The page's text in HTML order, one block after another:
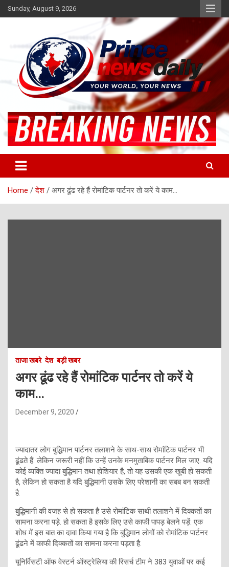
Skip
to
Sunday, August 9, 2026
Princenews Daily
Home देश अगर ढूंढ रहे हैं रोमांटिक पार्टनर तो करें ये काम…
ताजा खबरे देश बड़ी खबर
अगर ढूंढ रहे हैं रोमांटिक पार्टनर तो करें ये
काम…
December 9, 2020
ज्यादातर लोग बुद्धिमान पार्टनर तलाशने के साथ-साथ रोमांटिक पार्टनर भी
ढूंढते हैं. लेकिन जरूरी नहीं कि उन्हें उनके मनमुताबिक पार्टनर मिल जाए. यदि
कोई व्यक्ति ज्यादा बुद्धिमान तथा होशियार है, तो यह उसकी एक खूबी हो सकती
है, लेकिन हो सकता है यदि बुद्धिमानी उसके लिए परेशानी का सबब बन सकती
है.
बुद्धिमानी की वजह से हो सकता है उसे रोमांटिक साथी तलाशने में दिक्कतों का
सामना करना पड़े. हो सकता है इसके लिए उसे काफी पापड़ बेलने पड़ें. एक
शोध में इस बात का दावा किया गया है कि बुद्धिमान लोगों को रोमांटिक पार्टनर
ढूंढने में काफी दिक्कतों का सामना करना पड़ता है.
यूनिर्विसटी ऑफ वेस्टर्न ऑस्ट्रेलिया की रिसर्च टीम ने 383 युवाओं पर कई